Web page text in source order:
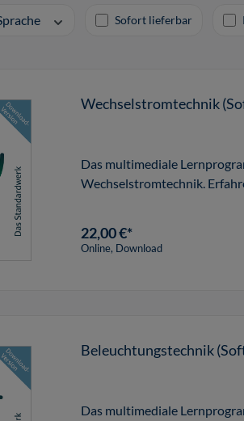
Sofort lieferbar
Wechselstromtechnik
Das multimediale
Wechselstromtechnik.
22,00 €*
Online, Download
Beleuchtungstechnik
Das multimediale